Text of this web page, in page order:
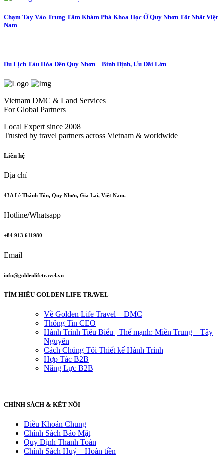
Chạm Tay Vào Trung Tâm Khám Phá Khoa Học Ở Quy Nhơn Tốt Nhất Việt
Nam
Du Lịch Tàu Hỏa Đến Quy Nhơn – Bình Định, Ưu Đãi Lớn
Vietnam DMC & Land Services
For Global Partners
Local Expert since 2008
Trusted by travel partners across Vietnam & worldwide
Liên hệ
Địa chỉ
43A Lê Thánh Tôn, Quy Nhơn, Gia Lai, Việt Nam.
Hotline/Whatsapp
+84 913 611980
Email
info@goldenlifetravel.vn
TÌM HIỂU GOLDEN LIFE TRAVEL
Về Golden Life Travel – DMC
Thông Tin CEO
Hành Trình Tiêu Biểu | Thế mạnh: Miền Trung – Tây
Nguyên
Cách Chúng Tôi Thiết kế Hành Trình
Hợp Tác B2B
Năng Lực B2B
CHÍNH SÁCH & KẾT NỐI
Điều Khoản Chung
Chính Sách Bảo Mật
Quy Định Thanh Toán
Chính Sách Huỷ – Hoàn tiền